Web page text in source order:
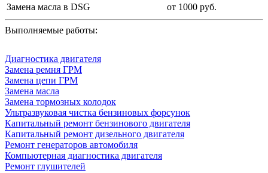
Замена масла в DSG от 1000 руб.
Выполняемые работы:
Диагностика двигателя
Замена ремня ГРМ
Замена цепи ГРМ
Замена масла
Замена тормозных колодок
Ультразвуковая чистка бензиновых форсунок
Капитальный ремонт бензинового двигателя
Капитальный ремонт дизельного двигателя
Ремонт генераторов автомобиля
Компьютерная диагностика двигателя
Ремонт глушителей